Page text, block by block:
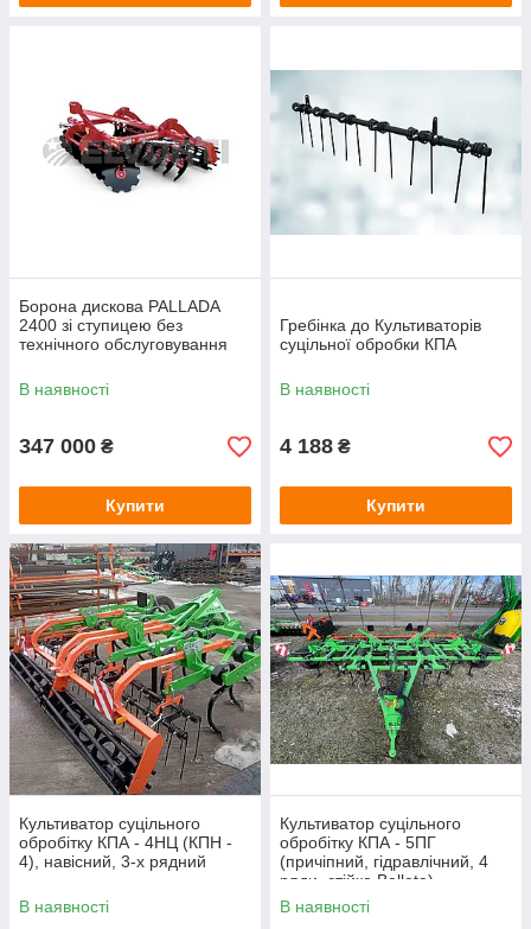
Борона дискова PALLADA
2400 зі ступицею без
технічного обслуговування
В наявності
347 000 ₴
Купити
Гребінка до Культиваторів
суцільної обробки КПА
В наявності
4 188 ₴
Купити
Культиватор суцільного
обробітку КПА - 4НЦ (КПН -
4), навісний, 3-х рядний
В наявності
Культиватор суцільного
обробітку КПА - 5ПГ
(причіпний, гідравлічний, 4
ряди, стійка Bellota)
В наявності